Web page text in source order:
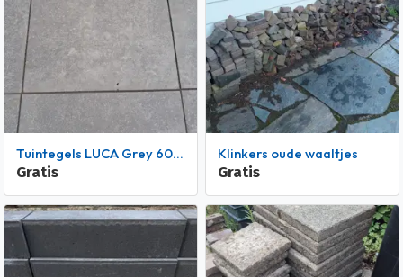
Tuintegels LUCA Grey 60 x60 x4 (nieuw)
Gratis
klinkers oude waaltjes
Gratis